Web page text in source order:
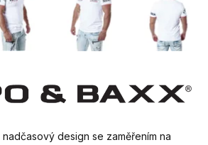
design se zaměřením na